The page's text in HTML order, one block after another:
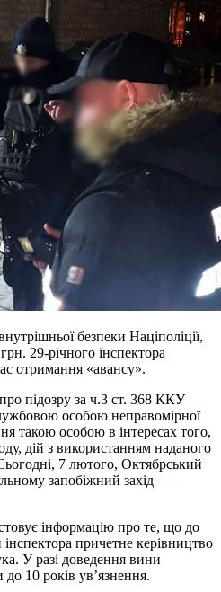
безпеки Націполіції,
29-річного інспектора
отримання «авансу».
підозру за ч.3 ст. 368 ККУ
особою неправомірної
такою особою в інтересах того,
дій з використанням наданого
7 лютого, Октябрський
запобіжний захід —
інформацію про те, що до
причетне керівництво
У разі доведення вини
10 років ув’язнення.